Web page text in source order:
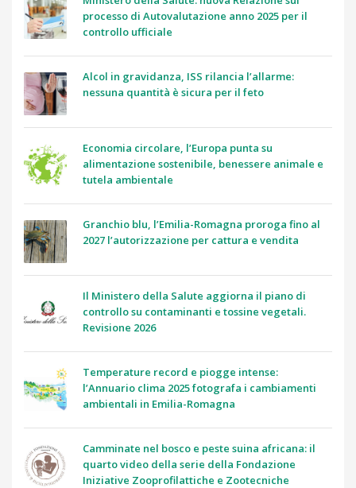
processo di Autovalutazione anno 2025 per il
controllo ufficiale
Alcol in gravidanza, ISS rilancia l’allarme:
nessuna quantità è sicura per il feto
Economia circolare, l’Europa punta su
alimentazione sostenibile, benessere animale e
tutela ambientale
Granchio blu, l’Emilia-Romagna proroga fino al
2027 l’autorizzazione per cattura e vendita
Il Ministero della Salute aggiorna il piano di
controllo su contaminanti e tossine vegetali.
Revisione 2026
Temperature record e piogge intense:
l’Annuario clima 2025 fotografa i cambiamenti
ambientali in Emilia-Romagna
Camminate nel bosco e peste suina africana: il
quarto video della serie della Fondazione
Iniziative Zooprofilattiche e Zootecniche